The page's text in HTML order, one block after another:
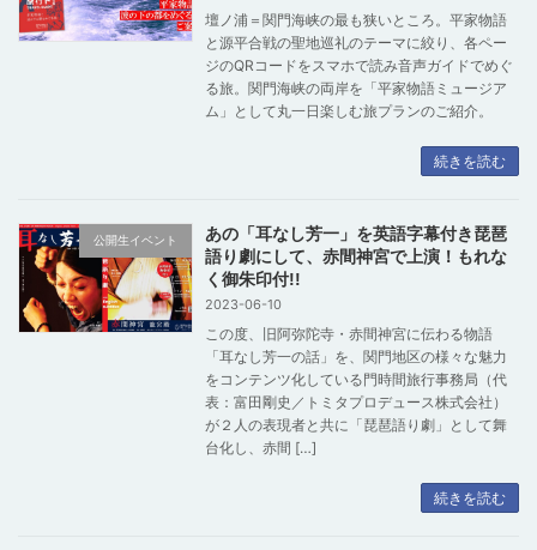
壇ノ浦＝関門海峡の最も狭いところ。平家物語
と源平合戦の聖地巡礼のテーマに絞り、各ペー
ジのQRコードをスマホで読み音声ガイドでめぐ
る旅。関門海峡の両岸を「平家物語ミュージア
ム」として丸一日楽しむ旅プランのご紹介。
続きを読む
公開生イベント
あの「耳なし芳一」を英語字幕付き琵琶
語り劇にして、赤間神宮で上演！もれな
く御朱印付!!
2023-06-10
この度、旧阿弥陀寺・赤間神宮に伝わる物語
「耳なし芳一の話」を、関門地区の様々な魅力
をコンテンツ化している門時間旅行事務局（代
表：富田剛史／トミタプロデュース株式会社）
が２人の表現者と共に「琵琶語り劇」として舞
台化し、赤間 […]
続きを読む